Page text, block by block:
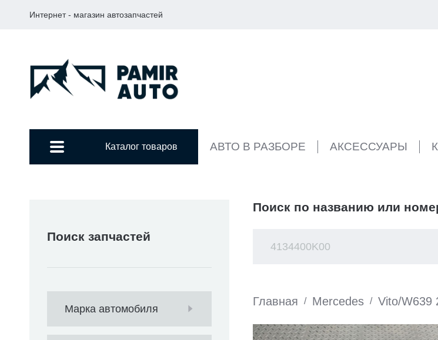
Интернет - магазин автозапчастей
Каталог товаров АВТО В РАЗБОРЕ АКСЕССУАРЫ
Поиск запчастей
Марка автомобиля
Поиск по названию или
Главная / Mercedes / Vito/W639